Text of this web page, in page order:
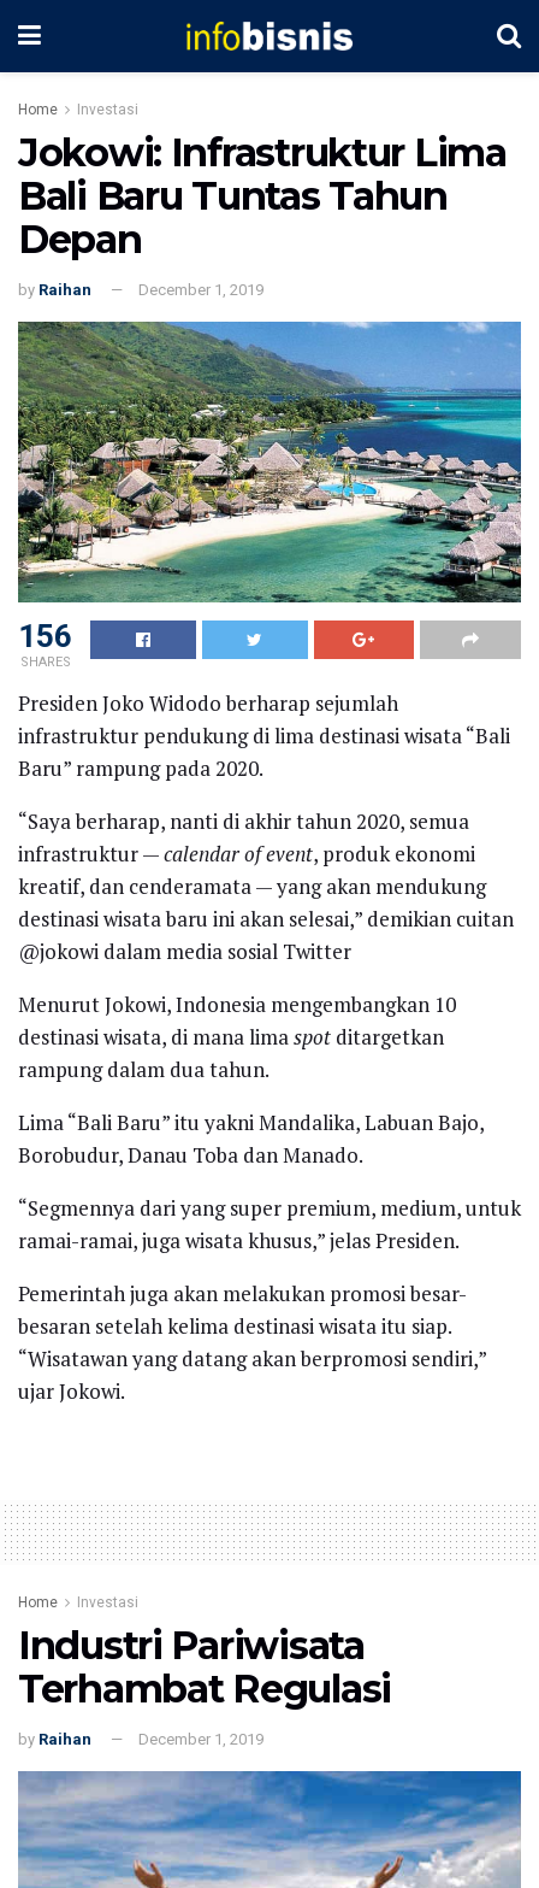
Home Investasi
Jokowi: Infrastruktur Lima
Bali Baru Tuntas Tahun
Depan
by Raihan December 1, 2019
156
SHARES
Presiden Joko Widodo berharap sejumlah
infrastruktur pendukung di lima destinasi wisata “Bali
Baru” rampung pada 2020.
“Saya berharap, nanti di akhir tahun 2020, semua
infrastruktur —calendar of event, produk ekonomi
kreatif, dan cenderamata — yang akan mendukung
destinasi wisata baru ini akan selesai,” demikian cuitan
@jokowi dalam media sosial Twitter
Menurut Jokowi, Indonesia mengembangkan 10
destinasi wisata, di mana limaspot ditargetkan
rampung dalam dua tahun.
Lima “Bali Baru” itu yakni Mandalika, Labuan Bajo,
Borobudur, Danau Toba dan Manado.
“Segmennya dari yang super premium, medium, untuk
ramai-ramai, juga wisata khusus,” jelas Presiden.
Pemerintah juga akan melakukan promosi besar-
besaran setelah kelima destinasi wisata itu siap.
“Wisatawan yang datang akan berpromosi sendiri,”
ujar Jokowi.
Home Investasi
Industri Pariwisata
Terhambat Regulasi
by Raihan December 1, 2019